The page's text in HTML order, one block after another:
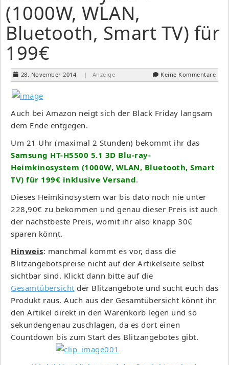
(1000W, WLAN,
Bluetooth, Smart TV) für
199€
28. November 2014 | Anzeige Keine Kommentare
Auch bei Amazon neigt sich der Black Friday langsam
dem Ende entgegen.
Um 21 Uhr (maximal 2 Stunden) bekommt ihr das
Samsung HT-H5500 5.1 3D Blu-ray-
Heimkinosystem (1000W, WLAN, Bluetooth, Smart
TV) für 199€ inklusive Versand.
Dieses Heimkinosystem war bis dato noch nie unter
228,90€ zu bekommen und genau dieser Preis ist auch
der nächstbeste Preis, womit ihr also knapp 30€
sparen könnt.
Hinweis: manchmal kommt es vor, dass die
Blitzangebotspreise nicht auf der Artikelseite selbst
sichtbar sind. Klickt dann bitte auf die
Gesamtübersicht der Blitzangebote und sucht euch das
Produkt raus. Auch aus der Gesamtübersicht könnt ihr
den Artikel direkt in den Warenkorb legen und so
sekundengenau zuschlagen, da es dort einen
Countdown bis zum Start des Blitzangebotes gibt.